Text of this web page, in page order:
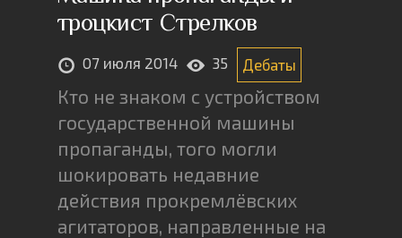
троцкист Стрелков
07 июля 2014 35 Дебаты
Кто не знаком с устройством
государственной машины
пропаганды, того могли
шокировать недавние
действия прокремлёвских
агитаторов, направленные на